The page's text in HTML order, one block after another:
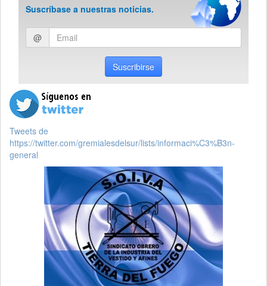
Suscríbase a nuestras noticias.
Ingresar
email
@
Suscribirse
Tweets de
https://twitter.com/gremialesdelsur/lists/informaci%C3%B3n-
general